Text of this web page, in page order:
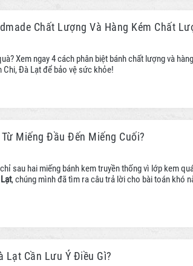
Chất Lượng Và Hàng Kém Chất
Xem ngay 4 cách phân biệt bánh chất lượng và
Đà Lạt để bảo vệ sức khỏe!
Miếng Đầu Đến Miếng Cuối?
sau hai miếng bánh kem truyền thống vì lớp kem
, chúng mình đã tìm ra câu trả lời cho bài toán khó
Lạt Cần Lưu Ý Điều Gì?